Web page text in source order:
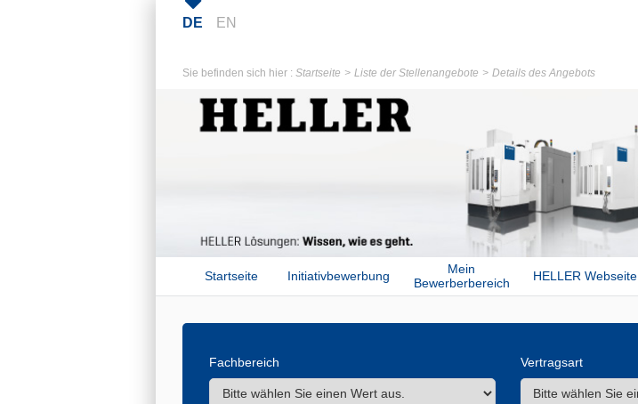
DE EN
Sie befinden sich hier : Startseite Liste der Stellenangebote Details des Angebots
Startseite Initiativbewerbung
Mein
Bewerberbereich
HELLER Webseite
Fachbereich Vertragsart